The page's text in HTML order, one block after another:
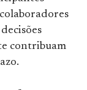
contribuam